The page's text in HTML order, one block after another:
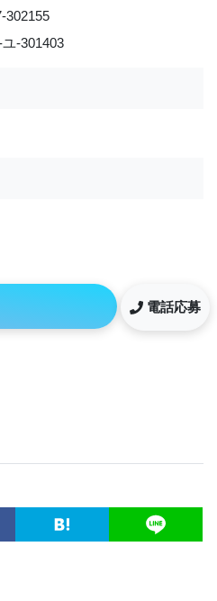
302155
-301403
電話応募